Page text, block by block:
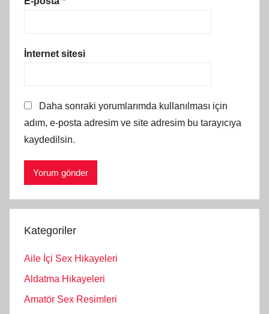
İnternet sitesi
Daha sonraki yorumlarımda kullanılması için
adım, e-posta adresim ve site adresim bu tarayıcıya
kaydedilsin.
Kategoriler
Aile İçi Sex Hikayeleri
Aldatma Hikayeleri
Amatör Sex Resimleri